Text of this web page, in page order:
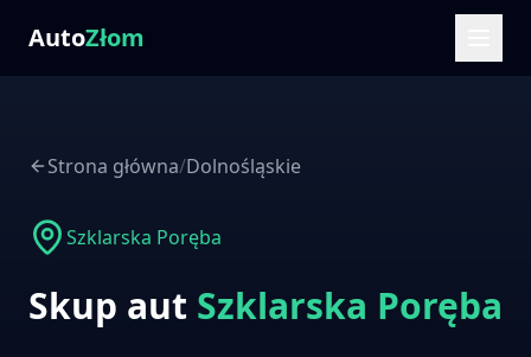
AutoZłom
Strona główna/Dolnośląskie
Szklarska Poręba
Skup aut Szklarska Poręba